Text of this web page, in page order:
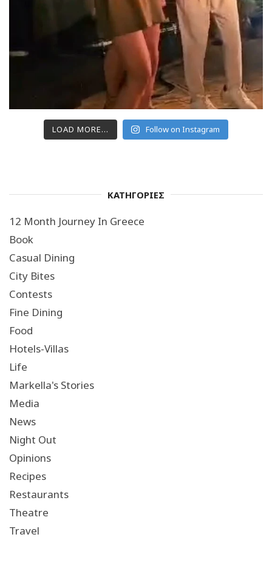
LOAD MORE... Follow on Instagram
ΚΑΤΗΓΟΡΙΕΣ
12 Month Journey In Greece
Book
Casual Dining
City Bites
Contests
Fine Dining
Food
Hotels-Villas
Life
Markella's Stories
Media
News
Night Out
Opinions
Recipes
Restaurants
Theatre
Travel